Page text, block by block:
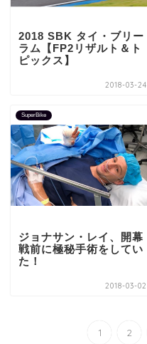
2018 SBK タイ・ブリー
ラム【FP2リザルト＆ト
ピックス】
2018-03-24
SuperBike
ジョナサン・レイ、開幕
戦前に極秘手術をしてい
た！
2018-03-02
1 2